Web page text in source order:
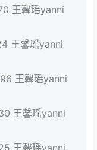
王馨瑶yanni
王馨瑶yanni
王馨瑶yanni
王馨瑶yanni